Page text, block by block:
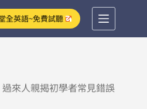
全英語~免費試聽
來人親揭初學者常見錯誤